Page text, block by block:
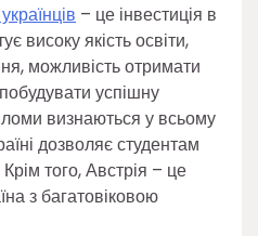
– це інвестиція в
високу якість освіти,
можливість отримати
успішну
визнаються у всьому
дозволяє студентам
того, Австрія – це
з багатовіковою